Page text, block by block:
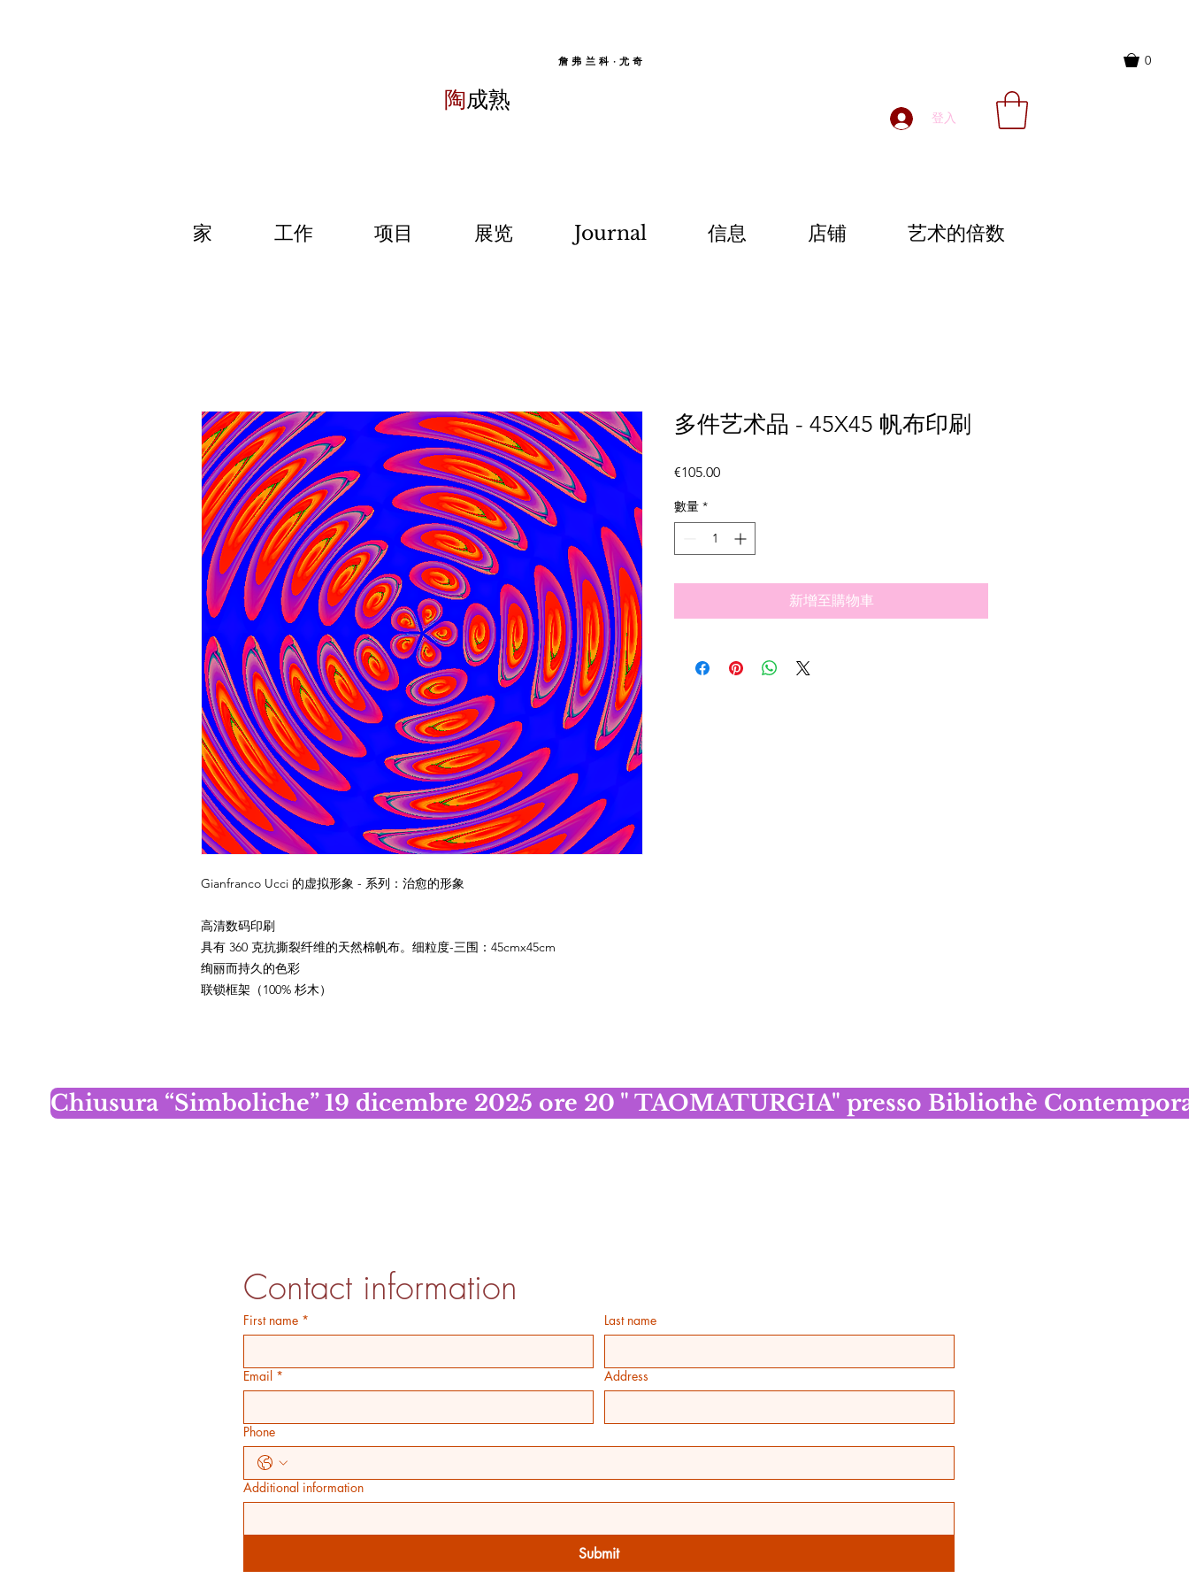
0
詹弗兰科·尤奇
陶成熟
登入
家 工作 项目 展览 Journal 信息 店铺 艺术的倍数
Gianfranco Ucci 的虚拟形象 - 系列：治愈的形象
高清数码印刷
具有 360 克抗撕裂纤维的天然棉帆布。细粒度-三围：45cmx45cm
绚丽而持久的色彩
联锁框架（100% 杉木）
多件艺术品 - 45X45 帆布印刷
€105.00價
數量 *
新增至購物車
Chiusura “Simboliche” 19 dicembre 2025 ore 20 " TAOMATURGIA" presso Bibliothè
Contact information
First name * Last name
Email * Address
Phone
Additional information
Submit